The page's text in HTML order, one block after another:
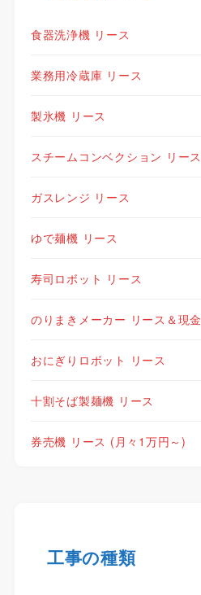
食器洗浄機 リース
業務用冷蔵庫 リース
製氷機 リース
スチームコンベクション リース
ガスレンジ リース
ゆで麺機 リース
寿司ロボット リース
のりまきメーカー リース＆現金
おにぎりロボット リース
十割そば製麺機 リース
券売機 リース (月々1万円～)
工事の種類